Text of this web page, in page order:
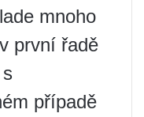
mnoho
první řadě
případě